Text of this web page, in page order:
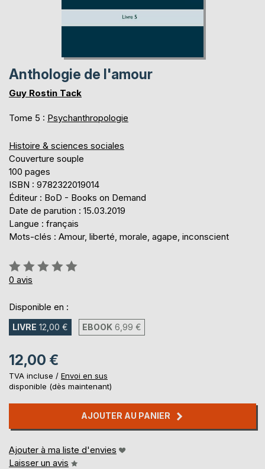
Anthologie de l'amour
Guy Rostin Tack
Tome 5 : Psychanthropologie
Histoire & sciences sociales
Couverture souple
100 pages
ISBN : 9782322019014
Éditeur : BoD - Books on Demand
Date de parution : 15.03.2019
Langue : français
Mots-clés : Amour, liberté, morale, agape, inconscient
Évaluation:
0%
0 avis
Disponible en :
LIVRE 12,00 € EBOOK 6,99 €
12,00 €
TVA incluse / Envoi en sus
disponible (dès maintenant)
AJOUTER AU PANIER
Ajouter à ma liste d'envies
Laisser un avis